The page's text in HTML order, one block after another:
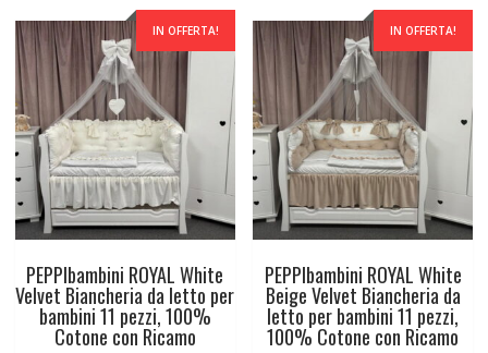
IN OFFERTA!
PEPPIbambini ROYAL White
Velvet Biancheria da letto per
bambini 11 pezzi, 100%
Cotone con Ricamo
IN OFFERTA!
PEPPIbambini ROYAL White
Beige Velvet Biancheria da
letto per bambini 11 pezzi,
100% Cotone con Ricamo